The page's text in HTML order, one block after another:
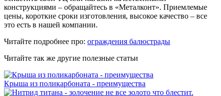
конструкциями – обращайтесь в «Металконт». Приемлемые
цены, короткие сроки изготовления, высокое качество – все
это есть в нашей компании.
Читайте подробнее про: ограждения балюстрады
Читайте так же другие полезные статьи
Крыша из поликарбоната - преимущества